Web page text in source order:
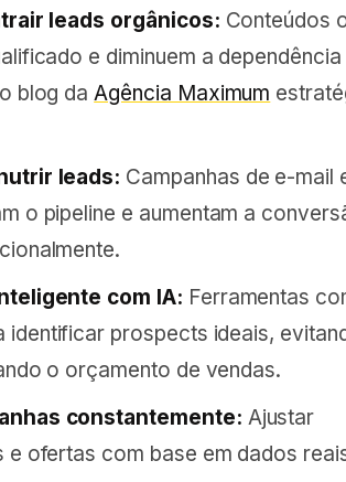
leads orgânicos: Conteúdos
e diminuem a dependência
blog daAgência Maximum
leads: Campanhas de e-mail
o pipeline e aumentam a
com IA: Ferramentas
identificar prospects ideais,
o orçamento de vendas.
constantemente: Ajustar
ofertas com base em dados